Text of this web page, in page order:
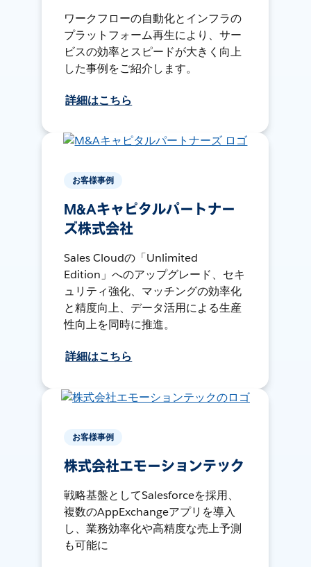
ワークフローの自動化とインフラの
プラットフォーム再生により、サー
ビスの効率とスピードが大きく向上
した事例をご紹介します。
詳細はこちら
お客様事例
M&Aキャピタルパートナー
ズ株式会社
Sales Cloudの「Unlimited
Edition」へのアップグレード、セキ
ュリティ強化、マッチングの効率化
と精度向上、データ活用による生産
性向上を同時に推進。
詳細はこちら
お客様事例
株式会社エモーションテック
戦略基盤としてSalesforceを採用、
複数のAppExchangeアプリを導入
し、業務効率化や高精度な売上予測
も可能に